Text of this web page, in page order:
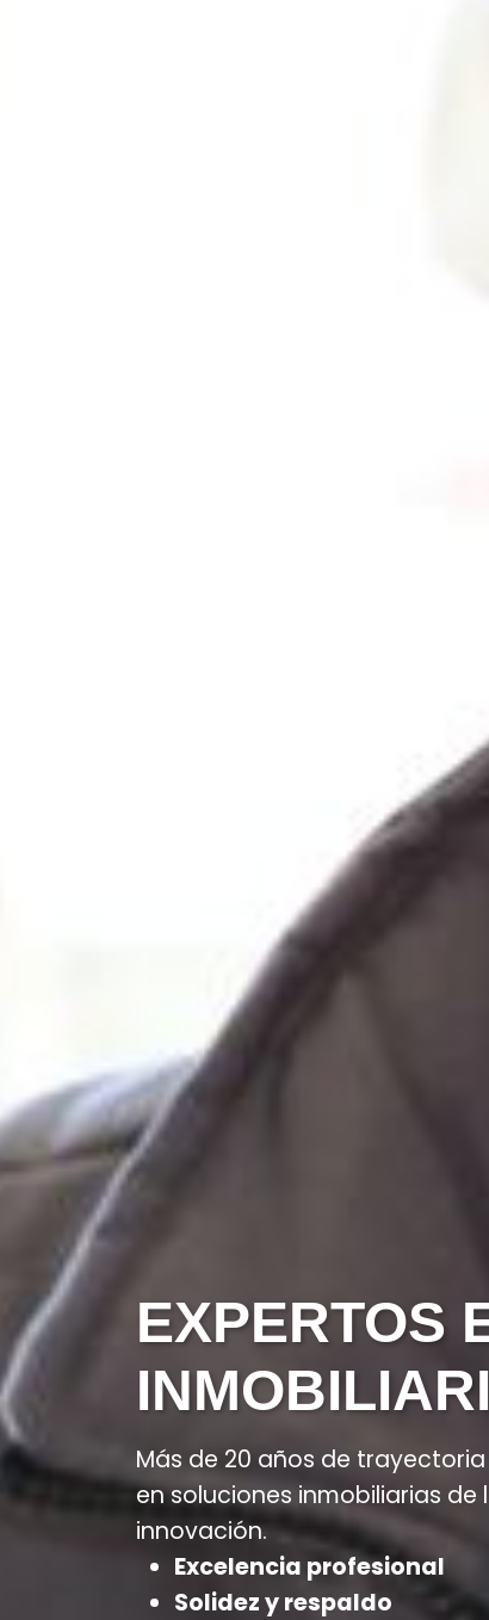
EXPERTOS
Más de 20 años de
en soluciones inmobiliarias
innovación.
Excelencia profesional
Solidez y respaldo